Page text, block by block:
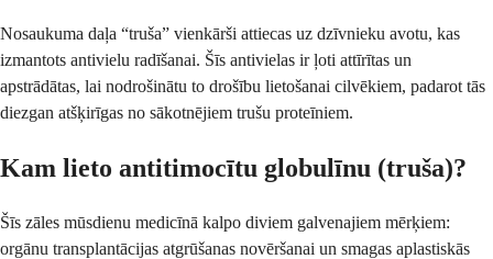
Nosaukuma daļa “truša” vienkārši attiecas uz dzīvnieku avotu, kas
izmantots antivielu radīšanai. Šīs antivielas ir ļoti attīrītas un
apstrādātas, lai nodrošinātu to drošību lietošanai cilvēkiem, padarot tās
diezgan atšķirīgas no sākotnējiem trušu proteīniem.
Kam lieto antitimocītu globulīnu (truša)?
Šīs zāles mūsdienu medicīnā kalpo diviem galvenajiem mērķiem:
orgānu transplantācijas atgrūšanas novēršanai un smagas aplastiskās